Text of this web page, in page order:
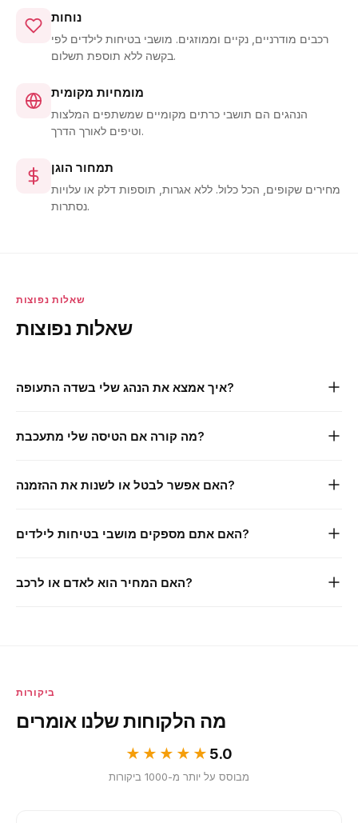
נוחות
רכבים מודרניים, נקיים וממוזגים. מושבי בטיחות לילדים לפי
בקשה ללא תוספת תשלום.
מומחיות מקומית
הנהגים הם תושבי כרתים מקומיים שמשתפים המלצות
וטיפים לאורך הדרך.
תמחור הוגן
מחירים שקופים, הכל כלול. ללא אגרות, תוספות דלק או עלויות
נסתרות.
שאלות נפוצות
שאלות נפוצות
איך אמצא את הנהג שלי בשדה התעופה?
מה קורה אם הטיסה שלי מתעכבת?
האם אפשר לבטל או לשנות את ההזמנה?
האם אתם מספקים מושבי בטיחות לילדים?
רק ציינו את גיל הילד בעת ההזמנה. האם המחיר הוא לאדם או לרכב?
ביקורות
מה הלקוחות שלנו אומרים
★★★★★ 5.0
מבוסס על יותר מ-1000 ביקורות